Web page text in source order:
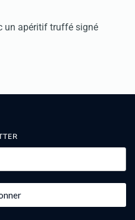
un apéritif truffé signé